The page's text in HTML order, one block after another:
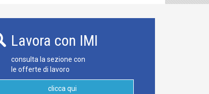
Lavora con IMI
consulta la sezione con
le offerte di lavoro
clicca qui